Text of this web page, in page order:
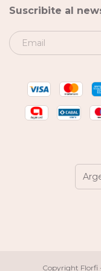
Suscribite al
Copyright Florfi -